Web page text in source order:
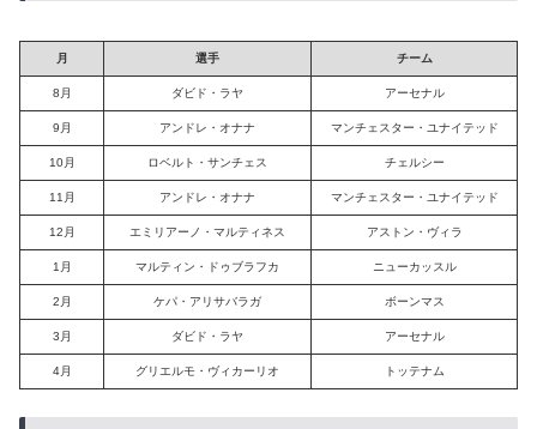
月 選手 チーム
8月 ダビド・ラヤ アーセナル
9月 アンドレ・オナナ マンチェスター・ユナイテッド
10月 ロベルト・サンチェス チェルシー
11月 アンドレ・オナナ マンチェスター・ユナイテッド
12月 エミリアーノ・マルティネス アストン・ヴィラ
1月 マルティン・ドゥブラフカ ニューカッスル
2月 ケパ・アリサバラガ ボーンマス
3月 ダビド・ラヤ アーセナル
4月 グリエルモ・ヴィカーリオ トッテナム